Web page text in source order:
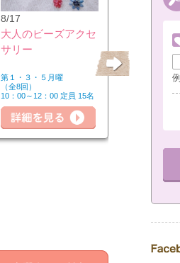
8/17
大人のビーズアクセ
サリー
第１・３・５月曜
（全8回）
10：00～12：00 定員 15名
セルフリ
女性限定